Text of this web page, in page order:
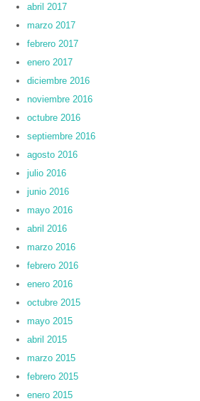
abril 2017
marzo 2017
febrero 2017
enero 2017
diciembre 2016
noviembre 2016
octubre 2016
septiembre 2016
agosto 2016
julio 2016
junio 2016
mayo 2016
abril 2016
marzo 2016
febrero 2016
enero 2016
octubre 2015
mayo 2015
abril 2015
marzo 2015
febrero 2015
enero 2015